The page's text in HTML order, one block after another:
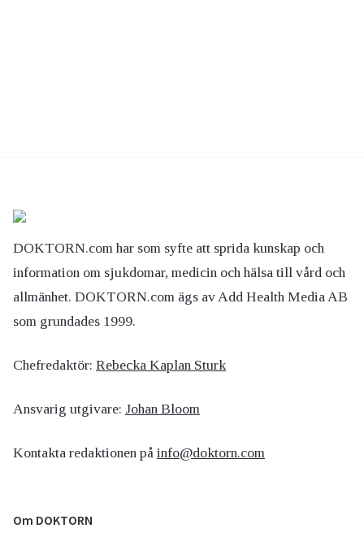
DOKTORN.com har som syfte att sprida kunskap och
information om sjukdomar, medicin och hälsa till vård och
allmänhet. DOKTORN.com ägs av Add Health Media AB
som grundades 1999.
Chefredaktör: Rebecka Kaplan Sturk
Ansvarig utgivare: Johan Bloom
Kontakta redaktionen på info@doktorn.com
Om DOKTORN